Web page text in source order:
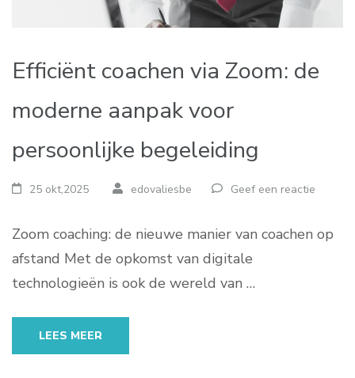
Efficiënt coachen via Zoom: de
moderne aanpak voor
persoonlijke begeleiding
25 okt,2025 edovaliesbe Geef een reactie
Zoom coaching: de nieuwe manier van coachen op
afstand Met de opkomst van digitale
technologieën is ook de wereld van …
LEES MEER